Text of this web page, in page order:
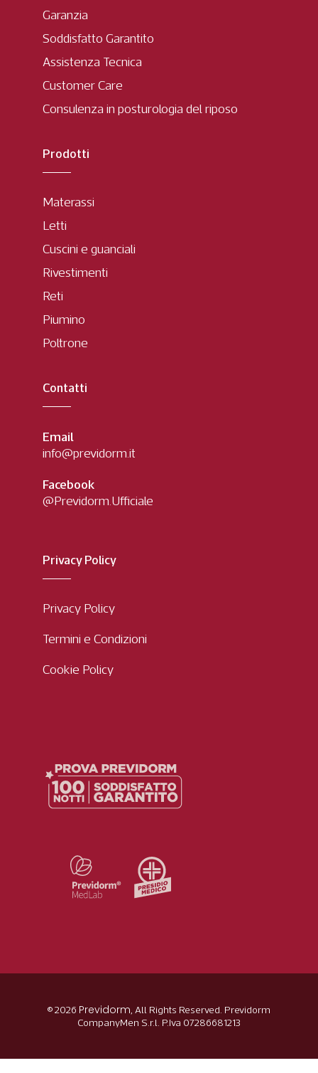
Garanzia
Soddisfatto Garantito
Assistenza Tecnica
Customer Care
Consulenza in posturologia del riposo
Prodotti
Materassi
Letti
Cuscini e guanciali
Rivestimenti
Reti
Piumino
Poltrone
Contatti
Email
info@previdorm.it
Facebook
@Previdorm.Ufficiale
Privacy Policy
Privacy Policy
Termini e Condizioni
Cookie Policy
© 2026 Previdorm , All Rights Reserved. Previdorm
CompanyMen S.r.l. P.Iva 07286681213